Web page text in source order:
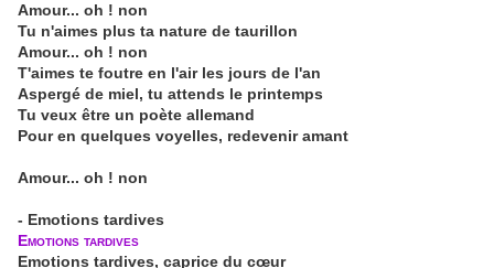
Amour... oh ! non
Tu n'aimes plus ta nature de taurillon
Amour... oh ! non
T'aimes te foutre en l'air les jours de l'an
Aspergé de miel, tu attends le printemps
Tu veux être un poète allemand
Pour en quelques voyelles, redevenir amant
Amour... oh ! non
- Emotions tardives
Emotions tardives
Emotions tardives, caprice du cœur